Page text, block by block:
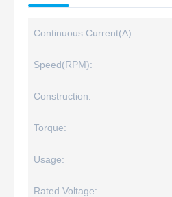
Continuous Current(A):
Speed(RPM):
Construction:
Torque:
Usage:
Rated Voltage: